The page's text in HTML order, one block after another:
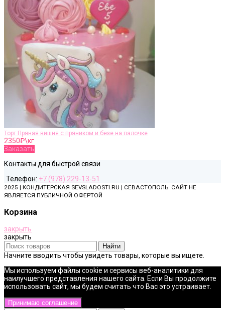
Торт Пряная вишня с пряником и безе на палочке
2350₽\кг
Заказать
Контакты для быстрой связи
Телефон: +7 (978) 229-13-51
2025 | КОНДИТЕРСКАЯ SEVSLADOSTI.RU | СЕВАСТОПОЛЬ. САЙТ НЕ
ЯВЛЯЕТСЯ ПУБЛИЧНОЙ ОФЕРТОЙ
Корзина
закрыть
закрыть
Найти
Начните вводить чтобы увидеть товары, которые вы ищете.
Мы используем файлы cookie и сервисы веб-аналитики для
наилучшего представления нашего сайта. Если Вы продолжите
использовать сайт, мы будем считать что Вас это устраивает.
Принимаю соглашение